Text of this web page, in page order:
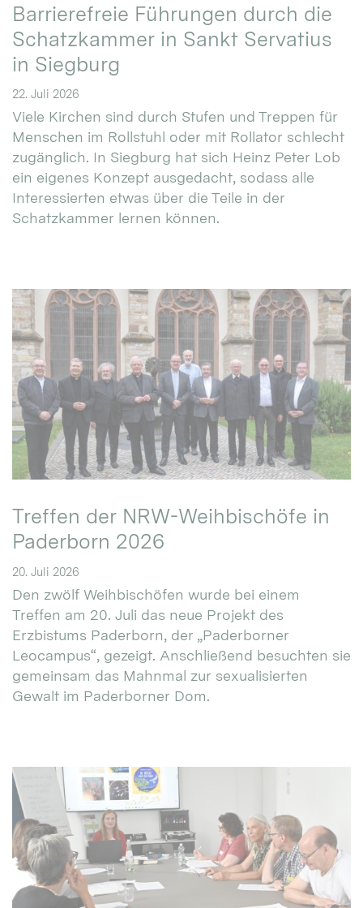
Barrierefreie Führungen durch die
Schatzkammer in Sankt Servatius
in Siegburg
22. Juli 2026
Viele Kirchen sind durch Stufen und Treppen für
Menschen im Rollstuhl oder mit Rollator schlecht
zugänglich. In Siegburg hat sich Heinz Peter Lob
ein eigenes Konzept ausgedacht, sodass alle
Interessierten etwas über die Teile in der
Schatzkammer lernen können.
Treffen der NRW-Weihbischöfe in
Paderborn 2026
20. Juli 2026
Den zwölf Weihbischöfen wurde bei einem
Treffen am 20. Juli das neue Projekt des
Erzbistums Paderborn, der „Paderborner
Leocampus“, gezeigt. Anschließend besuchten sie
gemeinsam das Mahnmal zur sexualisierten
Gewalt im Paderborner Dom.